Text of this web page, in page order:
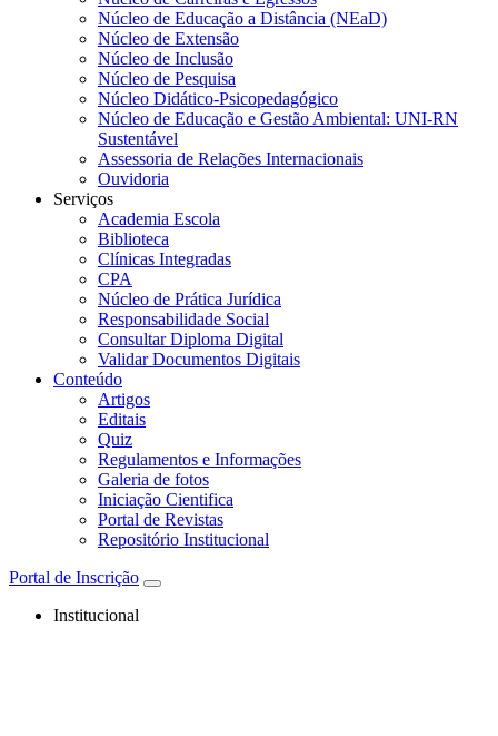
Núcleo de Educação a Distância (NEaD)
Núcleo de Extensão
Núcleo de Inclusão
Núcleo de Pesquisa
Núcleo Didático-Psicopedagógico
Núcleo de Educação e Gestão Ambiental: UNI-RN
Sustentável
Assessoria de Relações Internacionais
Ouvidoria
Serviços
Academia Escola
Biblioteca
Clínicas Integradas
CPA
Núcleo de Prática Jurídica
Responsabilidade Social
Consultar Diploma Digital
Validar Documentos Digitais
Conteúdo
Artigos
Editais
Quiz
Regulamentos e Informações
Galeria de fotos
Iniciação Cientifica
Portal de Revistas
Repositório Institucional
Portal de Inscrição
Institucional